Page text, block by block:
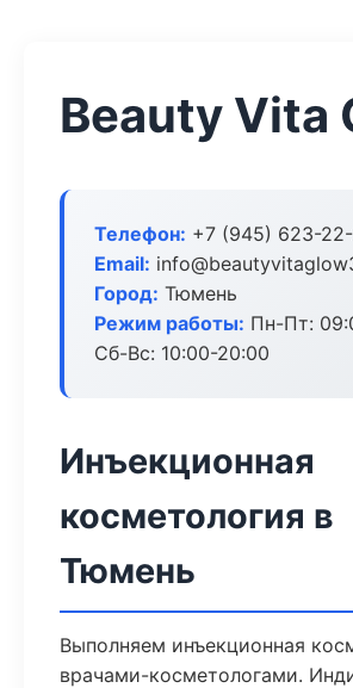
Beauty Vita
Телефон: +7 (945) 623-22-
Email:
Город: Тюмень
Режим работы: Пн-Пт:
Сб-Вс: 10:00-20:00
Инъекционная
косметология в
Тюмень
Выполняем инъекционная
врачами-косметологами.